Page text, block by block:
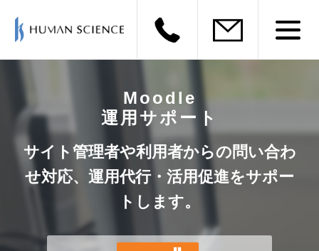
Moodle
運用サポート
サイト管理者や利用者からの問い合わ
せ対応、 運用代行・活用促進をサポー
トします。